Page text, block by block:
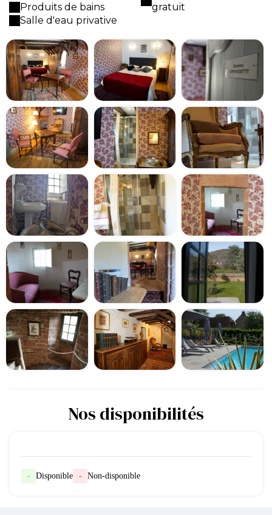
Produits de bains
Salle d'eau privative
gratuit
Nos disponibilités
- Disponible - Non-disponible